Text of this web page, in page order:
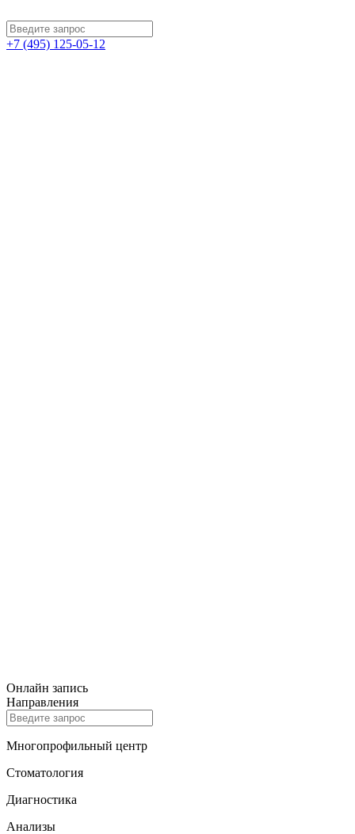
+7 (495) 125-05-12
Онлайн запись
Направления
Многопрофильный центр
Стоматология
Диагностика
Анализы